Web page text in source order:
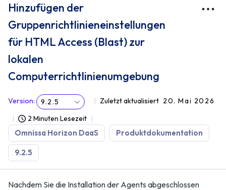
Hinzufügen der
Gruppenrichtlinieneinstellungen
für HTML Access (Blast) zur
lokalen
Computerrichtlinienumgebung
Version: 9.2.5 Zuletzt aktualisiert 20. Mai 2026
2 Minuten Lesezeit
Omnissa Horizon DaaS Produktdokumentation
9.2.5
Nachdem Sie die Installation der Agents abgeschlossen